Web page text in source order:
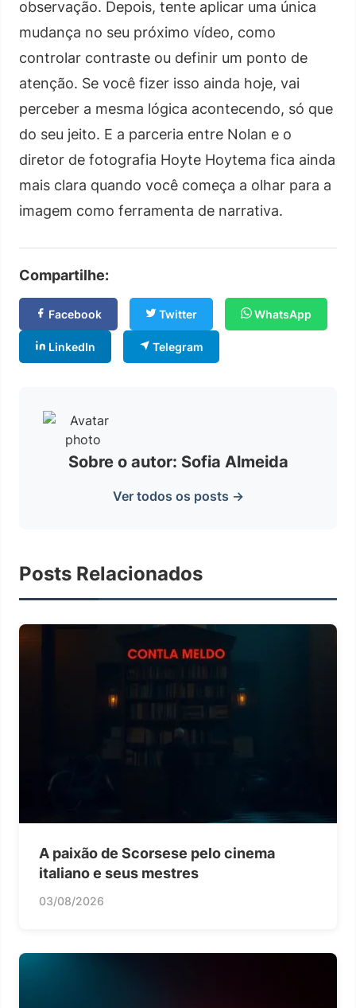
observação. Depois, tente aplicar uma única
mudança no seu próximo vídeo, como
controlar contraste ou definir um ponto de
atenção. Se você fizer isso ainda hoje, vai
perceber a mesma lógica acontecendo, só que
do seu jeito. E a parceria entre Nolan e o
diretor de fotografia Hoyte Hoytema fica ainda
mais clara quando você começa a olhar para a
imagem como ferramenta de narrativa.
Compartilhe:
Facebook Twitter WhatsApp
LinkedIn Telegram
Sobre o autor: Sofia Almeida
Ver todos os posts →
Posts Relacionados
A paixão de Scorsese pelo cinema
italiano e seus mestres
03/08/2026